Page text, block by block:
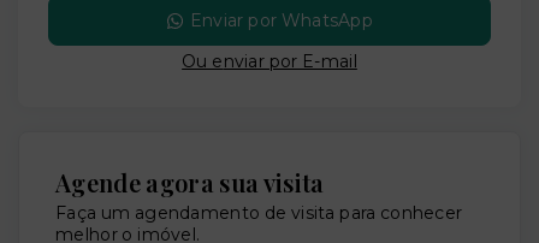
Enviar por WhatsApp
Ou enviar por E-mail
Agende agora sua visita
Faça um agendamento de visita para conhecer
melhor o imóvel.